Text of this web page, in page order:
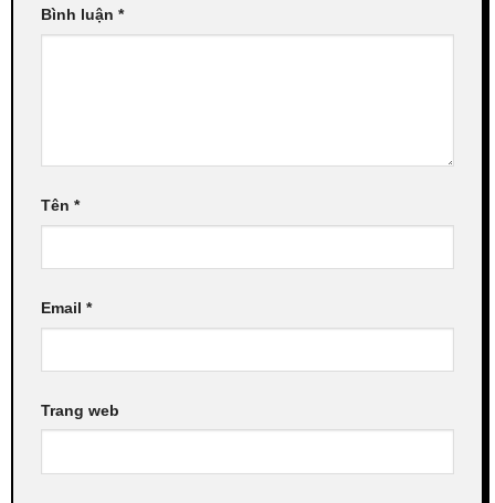
Bình luận *
Tên *
Email *
Trang web